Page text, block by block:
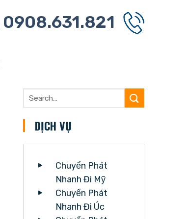
0908.631.821
DỊCH VỤ
Chuyển Phát
Nhanh Đi Mỹ
Chuyển Phát
Nhanh Đi Úc